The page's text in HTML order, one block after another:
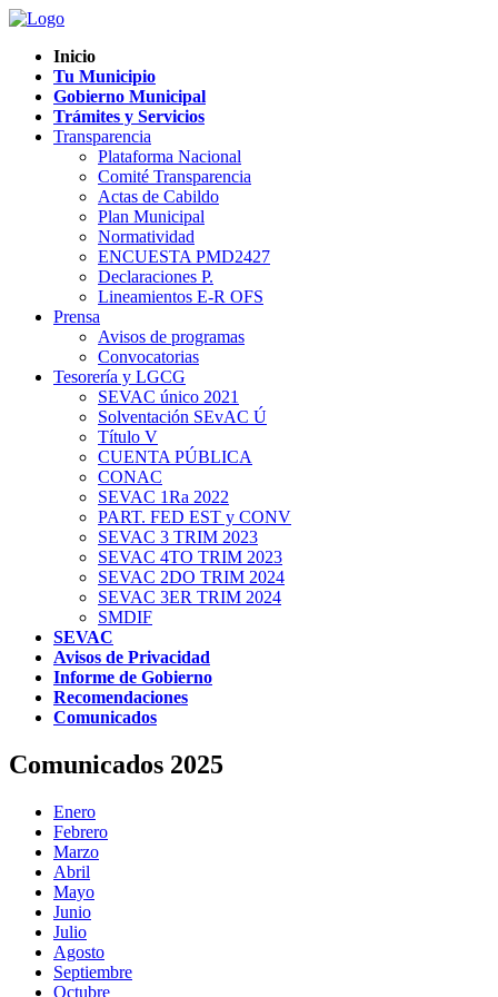
Inicio
Tu Municipio
Gobierno Municipal
Trámites y Servicios
Transparencia
Plataforma Nacional
Comité Transparencia
Actas de Cabildo
Plan Municipal
Normatividad
ENCUESTA PMD2427
Declaraciones P.
Lineamientos E-R OFS
Prensa
Avisos de programas
Convocatorias
Tesorería y LGCG
SEVAC único 2021
Solventación SEvAC Ú
Título V
CUENTA PÚBLICA
CONAC
SEVAC 1Ra 2022
PART. FED EST y CONV
SEVAC 3 TRIM 2023
SEVAC 4TO TRIM 2023
SEVAC 2DO TRIM 2024
SEVAC 3ER TRIM 2024
SMDIF
SEVAC
Avisos de Privacidad
Informe de Gobierno
Recomendaciones
Comunicados
Comunicados 2025
Enero
Febrero
Marzo
Abril
Mayo
Junio
Julio
Agosto
Septiembre
Octubre